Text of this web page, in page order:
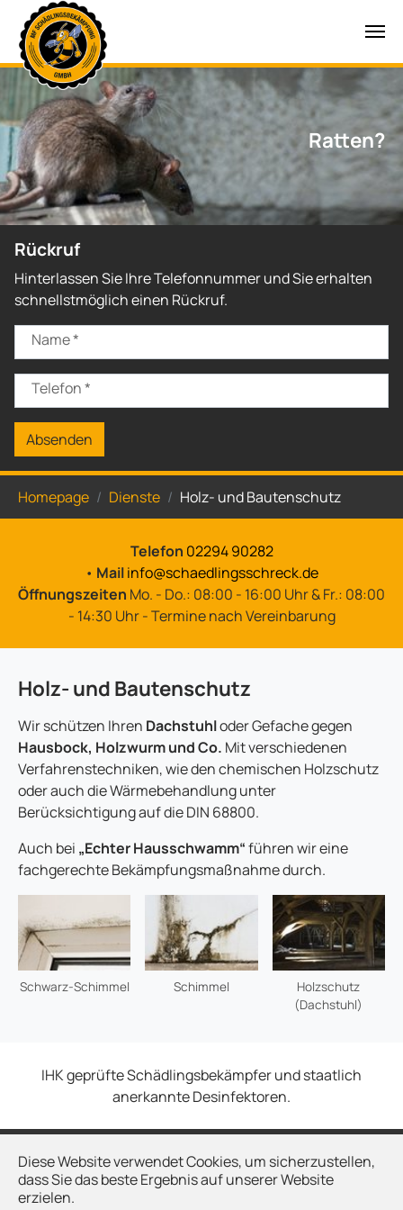
Diese Website verwendet Cookies, um sicherzustellen,
dass Sie das beste Ergebnis auf unserer Website
erzielen.
Zum Hauptinhalt springen
Ratten?
Rückruf
Hinterlassen Sie Ihre Telefonnummer und Sie erhalten
schnellstmöglich einen Rückruf.
Name*
Telefon*
Absenden
Homepage Dienste Holz- und Bautenschutz
Telefon 02294 90282
• Mailinfo@schaedlingsschreck.de
Öffnungszeiten Mo. - Do.: 08:00 - 16:00 Uhr & Fr.: 08:00
- 14:30 Uhr - Termine nach Vereinbarung
Schwarz-Schimmel Schimmel
Holzschutz
(Dachstuhl)
Holz- und Bautenschutz
Wir schützen Ihren Dachstuhloder Gefache gegen
Hausbock, Holzwurm und Co. Mit verschiedenen
Verfahrenstechniken, wie den chemischen Holzschutz
oder auch die Wärmebehandlung unter
Berücksichtigung auf die DIN 68800.
Auch bei „Echter Hausschwamm“führen wir eine
fachgerechte Bekämpfungsmaßnahme durch.
IHK geprüfte Schädlingsbekämpfer und staatlich
anerkannte Desinfektoren.
Kontakt
Impressum
Datenschutz